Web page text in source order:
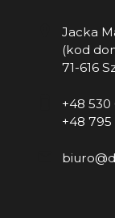
Jacka
(kod
71-616
+48 530
+48